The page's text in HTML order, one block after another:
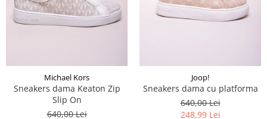
Michael Kors
Sneakers dama Keaton Zip
Slip On
640,00 Lei
Joop!
Sneakers dama cu platforma
640,00 Lei
248,99 Lei